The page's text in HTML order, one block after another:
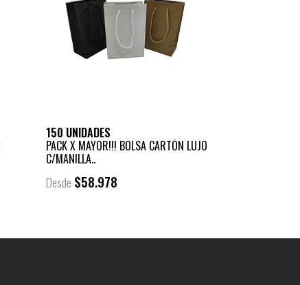
150 UNIDADES
PACK X MAYOR!!! BOLSA CARTÓN LUJO
C/MANILLA..
Desde $58.978